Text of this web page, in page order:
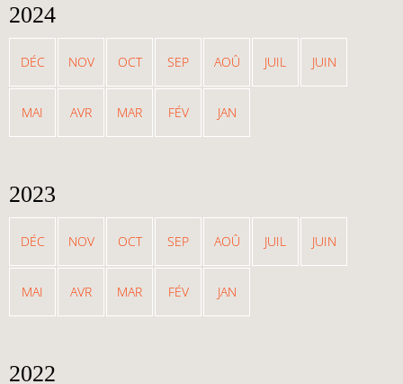
2024
DÉC NOV OCT SEP AOÛ JUIL JUIN
MAI AVR MAR FÉV JAN
2023
DÉC NOV OCT SEP AOÛ JUIL JUIN
MAI AVR MAR FÉV JAN
2022